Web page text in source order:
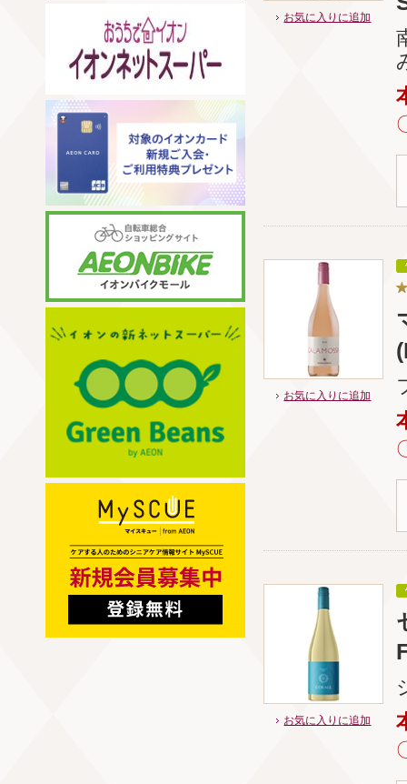
お気に入りに追加
お気に入りに追加
お気に入りに追加